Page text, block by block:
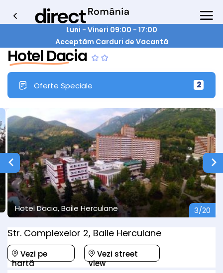
Luni - Vineri 09:00 - 17:00
Acceptăm Carduri de Vacantă
Hotel Dacia
Oferte Speciale 2
Hotel Dacia, Baile Herculane 3/20
Str. Complexelor 2, Baile Herculane
Vezi pe
hartă
Vezi street
view